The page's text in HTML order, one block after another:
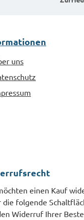
uns
einen Kauf
die folgende
Widerruf Ihrer